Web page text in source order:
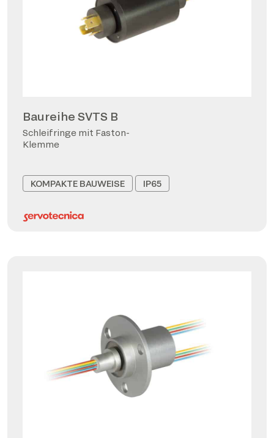
Baureihe SVTS B
Schleifringe mit Faston-
Klemme
KOMPAKTE BAUWEISE IP65